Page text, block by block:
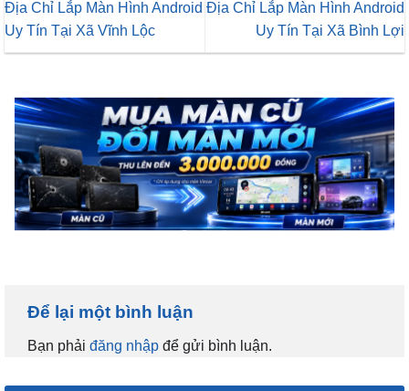
Địa Chỉ Lắp Màn Hình Android
Uy Tín Tại Xã Vĩnh Lộc
Địa Chỉ Lắp Màn Hình Android
Uy Tín Tại Xã Bình Lợi
Để lại một bình luận
Bạn phải đăng nhập để gửi bình luận.